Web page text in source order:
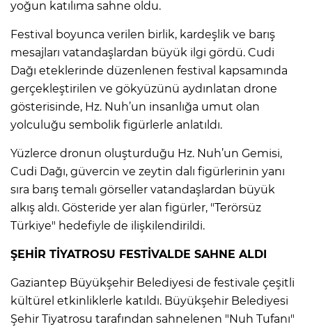
yoğun katılıma sahne oldu.
Festival boyunca verilen birlik, kardeşlik ve barış
mesajları vatandaşlardan büyük ilgi gördü. Cudi
Dağı eteklerinde düzenlenen festival kapsamında
gerçekleştirilen ve gökyüzünü aydınlatan drone
gösterisinde, Hz. Nuh’un insanlığa umut olan
yolculuğu sembolik figürlerle anlatıldı.
Yüzlerce dronun oluşturduğu Hz. Nuh’un Gemisi,
Cudi Dağı, güvercin ve zeytin dalı figürlerinin yanı
sıra barış temalı görseller vatandaşlardan büyük
alkış aldı. Gösteride yer alan figürler, "Terörsüz
Türkiye" hedefiyle de ilişkilendirildi.
ŞEHİR TİYATROSU FESTİVALDE SAHNE ALDI
Gaziantep Büyükşehir Belediyesi de festivale çeşitli
kültürel etkinliklerle katıldı. Büyükşehir Belediyesi
Şehir Tiyatrosu tarafından sahnelenen "Nuh Tufanı"